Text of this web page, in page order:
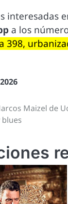
interesadas
a los
398,
Maizel de
blues